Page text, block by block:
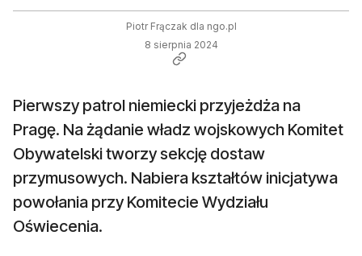
Piotr Frączak dla ngo.pl
8 sierpnia 2024
Pierwszy patrol niemiecki przyjeżdża na
Pragę. Na żądanie władz wojskowych Komitet
Obywatelski tworzy sekcję dostaw
przymusowych. Nabiera kształtów inicjatywa
powołania przy Komitecie Wydziału
Oświecenia.